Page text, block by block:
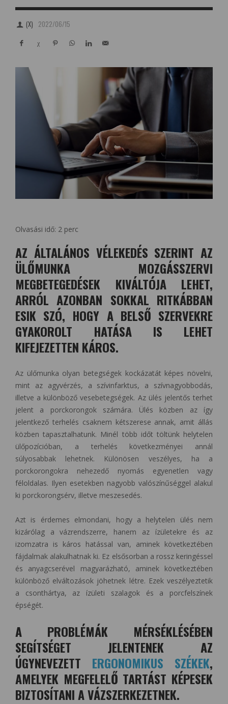
(X) 2022/06/15
Olvasási idő: 2 perc
AZ ÁLTALÁNOS VÉLEKEDÉS SZERINT AZ
ÜLŐMUNKA MOZGÁSSZERVI
MEGBETEGEDÉSEK KIVÁLTÓJA LEHET,
ARRÓL AZONBAN SOKKAL RITKÁBBAN
ESIK SZÓ, HOGY A BELSŐ SZERVEKRE
GYAKOROLT HATÁSA IS LEHET
KIFEJEZETTEN KÁROS.
Az ülőmunka olyan betegségek kockázatát képes növelni,
mint az agyvérzés, a szívinfarktus, a szívnagyobbodás,
illetve a különböző vesebetegségek. Az ülés jelentős terhet
jelent a porckorongok számára. Ülés közben az így
jelentkező terhelés csaknem kétszerese annak, amit állás
közben tapasztalhatunk. Minél több időt töltünk helytelen
ülőpozícióban, a terhelés következményei annál
súlyosabbak lehetnek. Különösen veszélyes, ha a
porckorongokra nehezedő nyomás egyenetlen vagy
féloldalas. Ilyen esetekben nagyobb valószínűséggel alakul
ki porckorongsérv, illetve meszesedés.
Azt is érdemes elmondani, hogy a helytelen ülés nem
kizárólag a vázrendszerre, hanem az ízületekre és az
izomzatra is káros hatással van, aminek következtében
fájdalmak alakulhatnak ki. Ez elsősorban a rossz keringéssel
és anyagcserével magyarázható, aminek következtében
különböző elváltozások jöhetnek létre. Ezek veszélyeztetik
a csonthártya, az ízületi szalagok és a porcfelszínek
épségét.
A PROBLÉMÁK MÉRSÉKLÉSÉBEN
SEGÍTSÉGET JELENTENEK AZ
ÚGYNEVEZETT ERGONOMIKUS SZÉKEK,
AMELYEK MEGFELELŐ TARTÁST KÉPESEK
BIZTOSÍTANI A VÁZSZERKEZETNEK.